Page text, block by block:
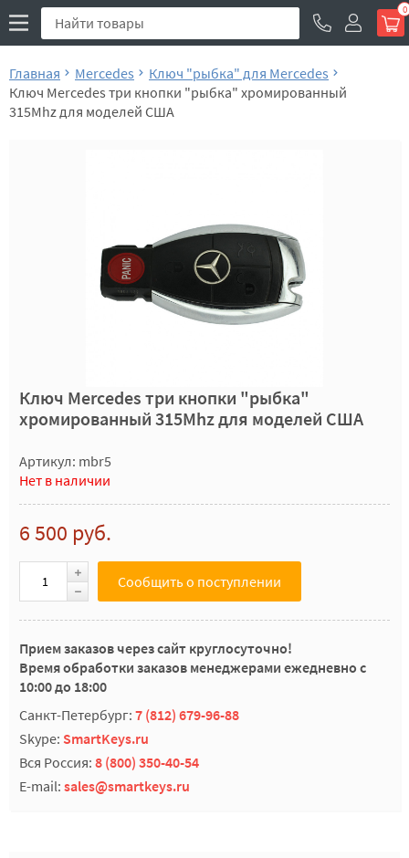
0
Главная Mercedes
Ключ "рыбка" для Mercedes
Ключ Mercedes три кнопки "рыбка" хромированный
315Mhz для моделей США
Ключ Mercedes три кнопки "рыбка"
хромированный 315Mhz для моделей США
Артикул: mbr5
Нет в наличии
6 500 руб.
Сообщить о поступлении
Прием заказов через сайт круглосуточно!
Время обработки заказов менеджерами ежедневно с
10:00 до 18:00
Санкт-Петербург: 7 (812) 679-96-88
Skype: SmartKeys.ru
Вся Россия: 8 (800) 350-40-54
E-mail: sales@smartkeys.ru